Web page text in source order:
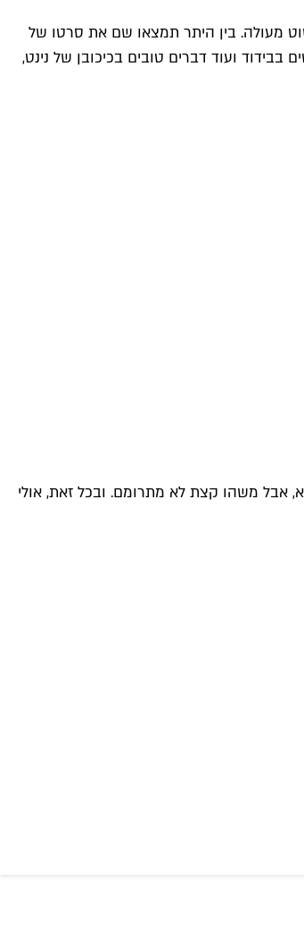
והתוצאה פשוט מעולה. בין היתר תמצאו שם את סרטו של
ועוד דברים טובים בכיכובן של נינט,
אבל משהו קצת לא מתרומם. ובכל זאת, אולי